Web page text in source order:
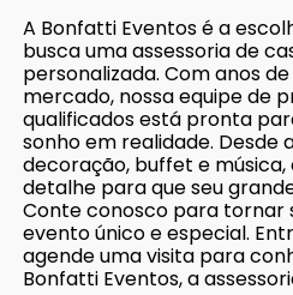
A Bonfatti Eventos é a
busca uma assessoria de
personalizada. Com anos
mercado, nossa equipe de
qualificados está pronta
sonho em realidade. Desde
decoração, buffet e
detalhe para que seu
Conte conosco para tornar
evento único e especial.
agende uma visita para
Bonfatti Eventos, a